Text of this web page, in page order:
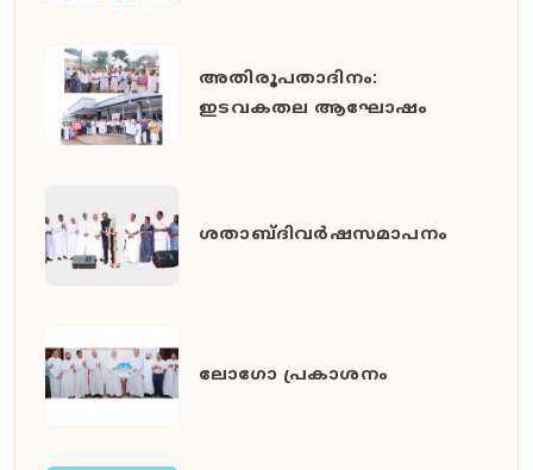
അതിരൂപതാദിനം:
ഇടവകതല ആഘോഷം
ശതാബ്ദിവർഷസമാപനം
ലോഗോ പ്രകാശനം